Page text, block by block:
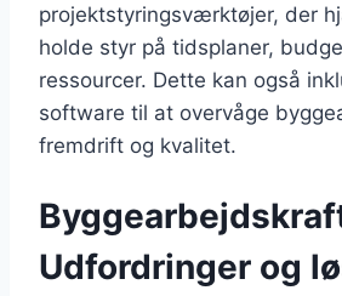
projektstyringsværktøjer, der
holde styr på tidsplaner,
ressourcer. Dette kan også
software til at overvåge
fremdrift og kvalitet.
Udfordringer og